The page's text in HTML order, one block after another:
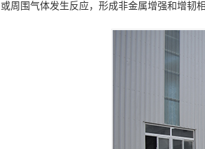
或周围气体发生反应，形成非金属增强和增韧